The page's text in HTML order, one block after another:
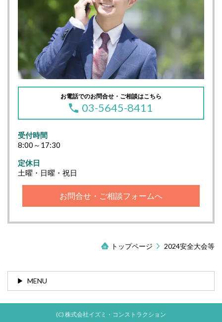
お電話でのお問合せ・ご相談はこちら
03-5645-8411
受付時間
8:00～17:30
定休日
土曜・日曜・祝日
お問合せ・ご相談フォームへ
トップページ 2024安全大会等
MENU
(C) 株式会社イズミ・コンストラクション